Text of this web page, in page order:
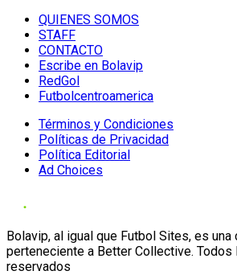
QUIENES SOMOS
STAFF
CONTACTO
Escribe en Bolavip
RedGol
Futbolcentroamerica
Términos y Condiciones
Políticas de Privacidad
Política Editorial
Ad Choices
Bolavip, al igual que Futbol Sites, es una
perteneciente a Better Collective. Todos
reservados